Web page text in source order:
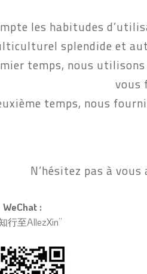
les habitudes
splendide et
temps, nous
vous
temps, nous
N’hésitez pas à
WeChat :
行至AllezXin”